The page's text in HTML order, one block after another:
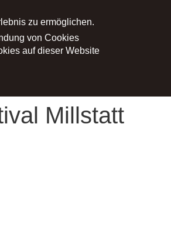
zu ermöglichen.
von Cookies
auf dieser Website
MEDIEN
Millstatt